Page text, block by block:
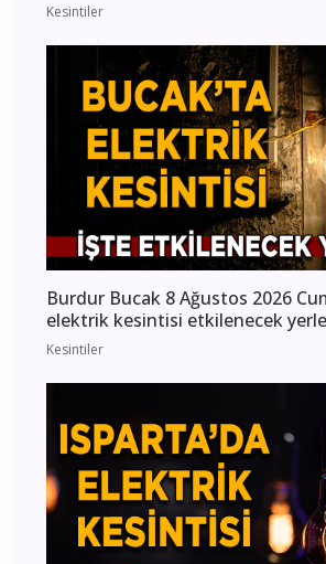
Kesintiler
Burdur Bucak 8 Ağustos 2026
elektrik kesintisi etkilenecek
Kesintiler